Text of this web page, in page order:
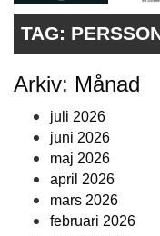
ANNONSERA
TAG:
Arkiv: Månad
juli 2026
juni 2026
maj 2026
april 2026
mars 2026
februari 2026